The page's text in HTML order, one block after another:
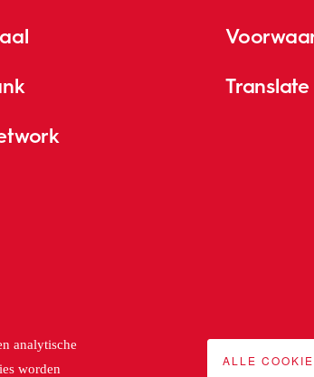
analytische
worden
ALLE
Translate